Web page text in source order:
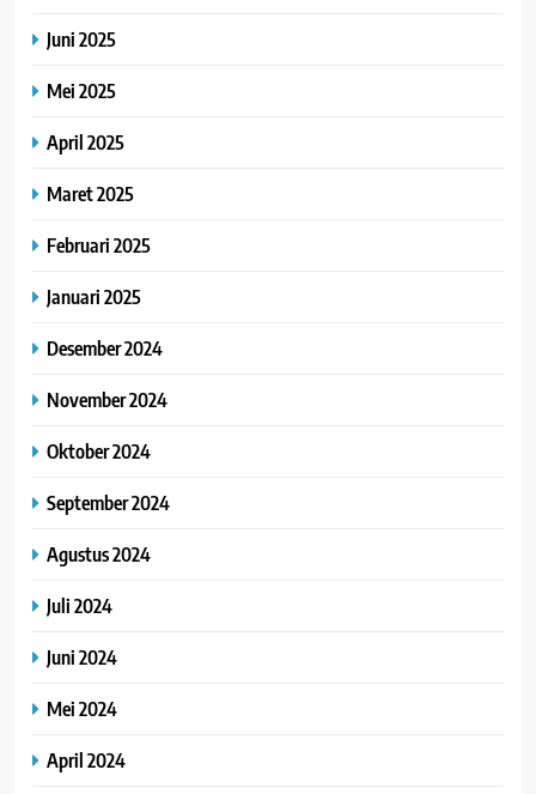
Juni 2025
Mei 2025
April 2025
Maret 2025
Februari 2025
Januari 2025
Desember 2024
November 2024
Oktober 2024
September 2024
Agustus 2024
Juli 2024
Juni 2024
Mei 2024
April 2024